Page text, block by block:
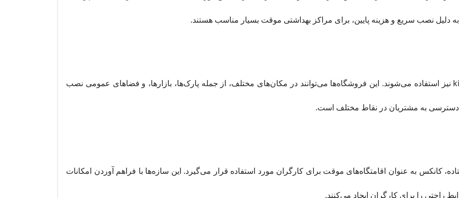
دلیل نصب سریع و هزینه پایین، برای مراکز بهداشتی موقت بسیار مناسب هستند.
کانکس‌ها به عنوان فروشگاه‌های سیار یا kiosks نیز استفاده می‌شوند. این فروشگاه‌ها می‌توانند در مکان‌های مختلف، از جمله پارک‌ها، بازارها، و فضاهای عمومی نصب
دسترسی به مشتریان در نقاط مختلف است.
کانکس به عنوان اقامتگاه‌های موقت برای کارگران مورد استفاده قرار می‌گیرد. این سازه‌ها با فراهم آوردن امکانات
راحتی را برای کارگران ایجاد می‌کنند.